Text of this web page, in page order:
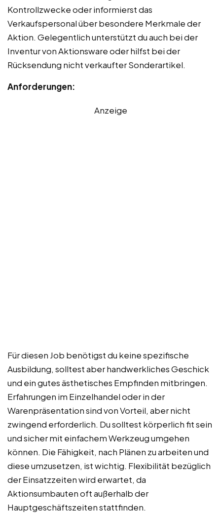
Kontrollzwecke oder informierst das
Verkaufspersonal über besondere Merkmale der
Aktion. Gelegentlich unterstützt du auch bei der
Inventur von Aktionsware oder hilfst bei der
Rücksendung nicht verkaufter Sonderartikel.
Anforderungen:
Anzeige
Für diesen Job benötigst du keine spezifische
Ausbildung, solltest aber handwerkliches Geschick
und ein gutes ästhetisches Empfinden mitbringen.
Erfahrungen im Einzelhandel oder in der
Warenpräsentation sind von Vorteil, aber nicht
zwingend erforderlich. Du solltest körperlich fit sein
und sicher mit einfachem Werkzeug umgehen
können. Die Fähigkeit, nach Plänen zu arbeiten und
diese umzusetzen, ist wichtig. Flexibilität bezüglich
der Einsatzzeiten wird erwartet, da
Aktionsumbauten oft außerhalb der
Hauptgeschäftszeiten stattfinden.